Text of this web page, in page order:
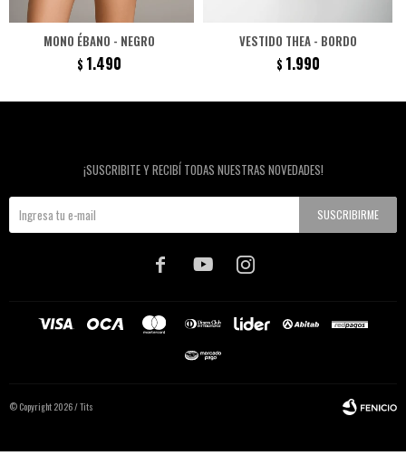
MONO ÉBANO - NEGRO
$ 1.490
VESTIDO THEA - BORDO
$ 1.990
¡SUSCRIBITE Y RECIBÍ TODAS NUESTRAS NOVEDADES!
SUSCRIBIRME
  
© Copyright 2026 / Tits